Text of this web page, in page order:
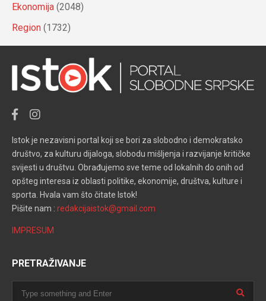
Ekonomija (2048)
Region (1732)
Istok je nezavisni portal koji se bori za slobodno i demokratsko
društvo, za kulturu dijaloga, slobodu mišljenja i razvijanje kritičke
svijesti u društvu. Obrađujemo sve teme od lokalnih do onih od
opšteg interesa iz oblasti politike, ekonomije, društva, kulture i
sporta. Hvala vam što čitate Istok!
Pišite nam : redakcijaistok@gmail.com
IMPRESUM
PRETRAŽIVANJE